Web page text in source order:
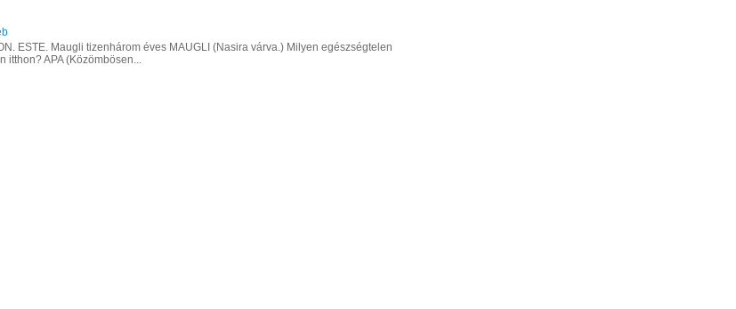
ESTE. Maugli tizenhárom éves MAUGLI (Nasira várva.) Milyen egészségtelen
itthon? APA (Közömbösen...